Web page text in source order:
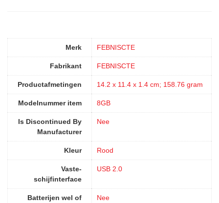
Merk ‎FEBNISCTE
Fabrikant ‎FEBNISCTE
Productafmetingen ‎14.2 x 11.4 x 1.4 cm; 158.76 gram
Modelnummer item 8GB
Is Discontinued By
Manufacturer
‎Nee
Kleur ‎Rood
Vaste-
schijfinterface
‎USB 2.0
Batterijen wel of
‎Nee